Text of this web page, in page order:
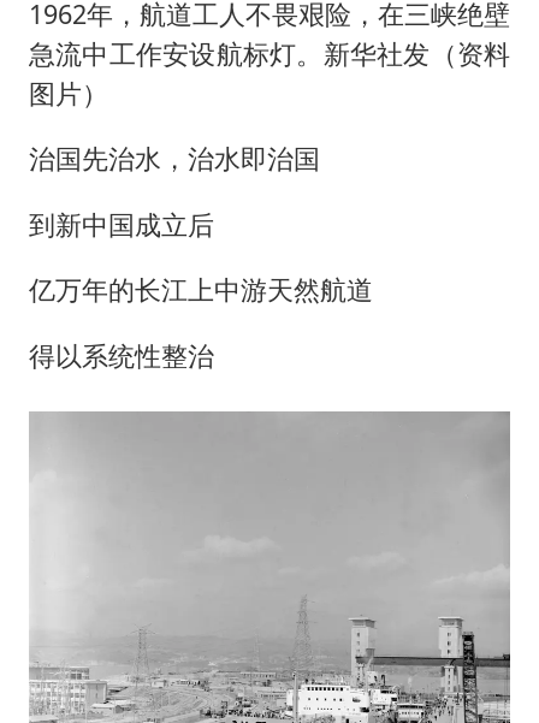
1962年，航道工人不畏艰险，在三峡绝壁
急流中工作安设航标灯。新华社发（资料
图片）
治国先治水，治水即治国
到新中国成立后
亿万年的长江上中游天然航道
得以系统性整治